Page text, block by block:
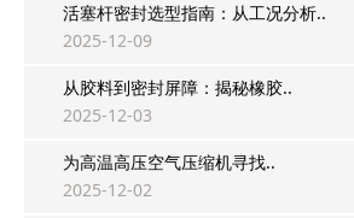
活塞杆密封选型指南：从工况分析..
2025-12-09
从胶料到密封屏障：揭秘橡胶..
2025-12-03
为高温高压空气压缩机寻找..
2025-12-02